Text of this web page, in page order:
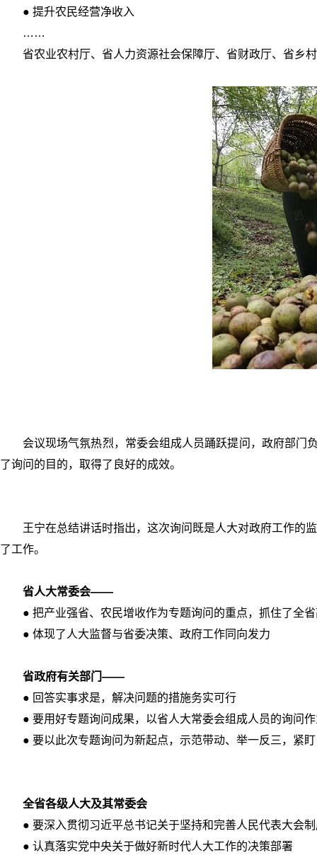
● 提升农民经营净收入
……
省农业农村厅、省人力资源社会保障厅、省财政厅、省乡
会议现场气氛热烈，常委会组成人员踊跃提问，政府部门
了询问的目的，取得了良好的成效。
王宁在总结讲话时指出，这次询问既是人大对政府工作的
了工作。
省人大常委会——
● 把产业强省、农民增收作为专题询问的重点，抓住了全
● 体现了人大监督与省委决策、政府工作同向发力
省政府有关部门——
● 回答实事求是，解决问题的措施务实可行
● 要用好专题询问成果，以省人大常委会组成人员的询问
● 要以此次专题询问为新起点，示范带动、举一反三，紧
全省各级人大及其常委会
● 要深入贯彻习近平总书记关于坚持和完善人民代表大会
● 认真落实党中央关于做好新时代人大工作的决策部署